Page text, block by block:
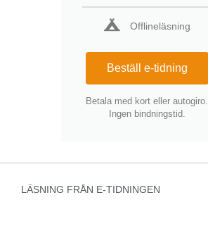
Offlineläsning
Beställ e-tidning
Betala med kort eller autogiro.
Ingen bindningstid.
LÄSNING FRÅN E-TIDNINGEN